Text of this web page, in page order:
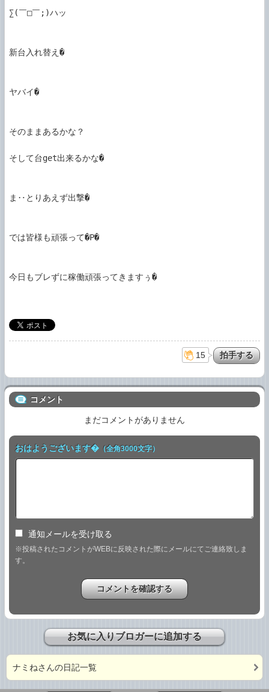
∑(￣□￣;)ハッ
新台入れ替え�
ヤバイ�
そのままあるかな？
そして台get出来るかな�
ま‥とりあえず出撃�
では皆様も頑張って�P�
今日もブレずに稼働頑張ってきますぅ�
15
コメント
まだコメントがありません
おはようございます� （全角3000文字）
通知メールを受け取る
※投稿されたコメントがWEBに反映された際にメールにてご連絡致しま
す。
お気に入りブロガーに追加する
ナミねさんの日記一覧